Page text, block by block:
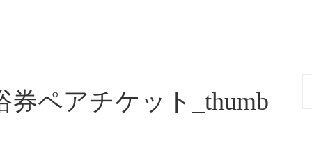
券ペアチケット_thumb